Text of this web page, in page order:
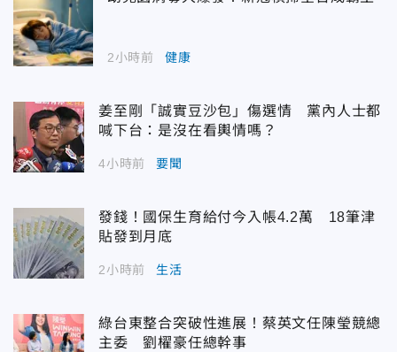
2小時前 健康
姜至剛「誠實豆沙包」傷選情 黨內人士都
喊下台：是沒在看輿情嗎？
4小時前 要聞
發錢！國保生育給付今入帳4.2萬 18筆津
貼發到月底
2小時前 生活
綠台東整合突破性進展！蔡英文任陳瑩競總
主委 劉櫂豪任總幹事